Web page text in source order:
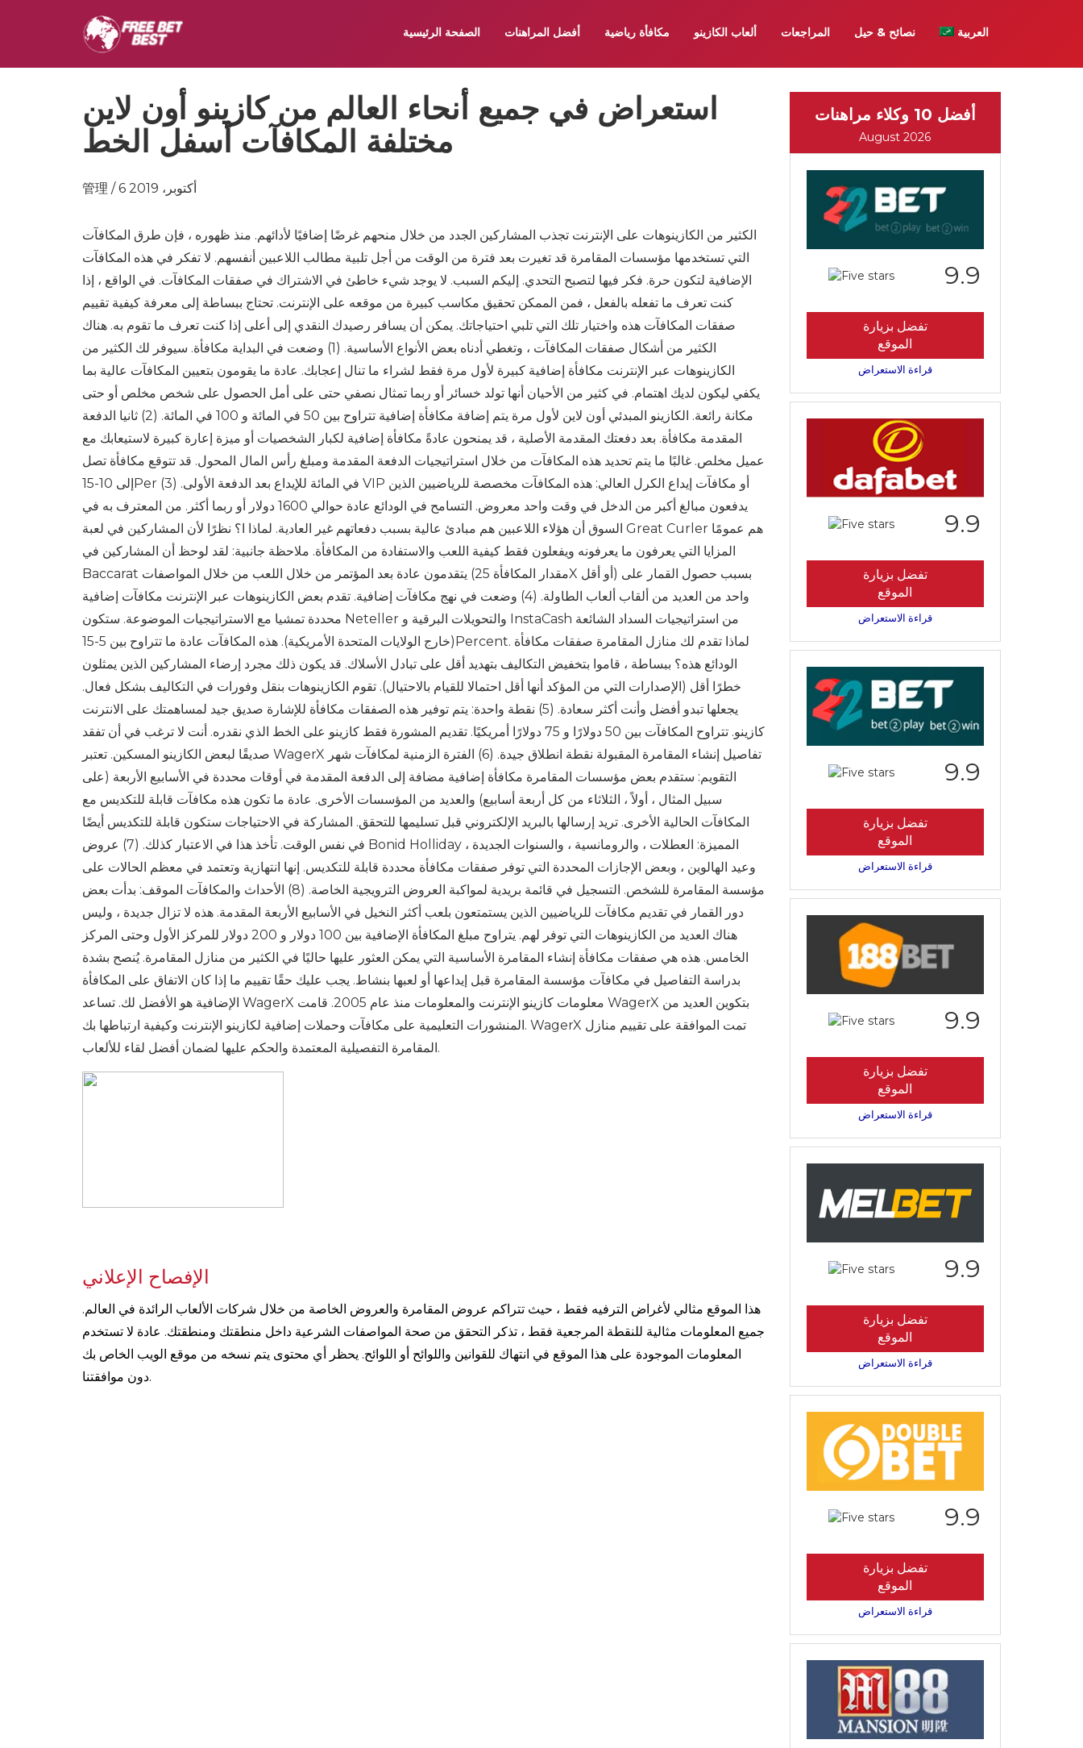
الصفحة الرئيسية أفضل المراهنات مكافأة رياضية ألعاب الكازينو المراجعات نصائح & حيل العربية
استعراض في جميع أنحاء العالم من كازينو أون لاين
مختلفة المكافآت أسفل الخط
管理 / 6 أكتوبر، 2019
الكثير من الكازينوهات على الإنترنت تجذب المشاركين الجدد من خلال منحهم غرضًا إضافيًا لأدائهم. منذ ظهوره ، فإن طرق المكافآت
التي تستخدمها مؤسسات المقامرة قد تغيرت بعد فترة من الوقت من أجل تلبية مطالب اللاعبين أنفسهم. لا تفكر في هذه المكافآت
الإضافية لتكون حرة. فكر فيها لتصبح التحدي. إليكم السبب. لا يوجد شيء خاطئ في الاشتراك في صفقات المكافآت. في الواقع ، إذا
كنت تعرف ما تفعله بالفعل ، فمن الممكن تحقيق مكاسب كبيرة من موقعه على الإنترنت. تحتاج ببساطة إلى معرفة كيفية تقييم
صفقات المكافآت هذه واختيار تلك التي تلبي احتياجاتك. يمكن أن يسافر رصيدك النقدي إلى أعلى إذا كنت تعرف ما تقوم به. هناك
الكثير من أشكال صفقات المكافآت ، وتغطي أدناه بعض الأنواع الأساسية. (1) وضعت في البداية مكافأة. سيوفر لك الكثير من
الكازينوهات عبر الإنترنت مكافأة إضافية كبيرة لأول مرة فقط لشراء ما تنال إعجابك. عادة ما يقومون بتعيين المكافآت عالية بما
يكفي ليكون لديك اهتمام. في كثير من الأحيان أنها تولد خسائر أو ربما تمثال نصفي حتى على أمل الحصول على شخص مخلص أو حتى
مكانة رائعة. الكازينو المبدئي أون لاين لأول مرة يتم إضافة مكافأة إضافية تتراوح بين 50 في المائة و 100 في المائة. (2) ثانيا الدفعة
المقدمة مكافأة. بعد دفعتك المقدمة الأصلية ، قد يمنحون عادةً مكافأة إضافية لكبار الشخصيات أو ميزة إعارة كبيرة لاستيعابك مع
عميل مخلص. غالبًا ما يتم تحديد هذه المكافآت من خلال استراتيجيات الدفعة المقدمة ومبلغ رأس المال المحول. قد تتوقع مكافأة تصل
إلى 10-15Per في المائة للإيداع بعد الدفعة الأولى. (3) VIP أو مكافآت إيداع الكرل العالي: هذه المكافآت مخصصة للرياضيين الذين
يدفعون مبالغ أكبر من الدخل في وقت واحد معروض. التسامح في الودائع عادة حوالي 1600 دولار أو ربما أكثر. من المعترف به في
السوق أن هؤلاء اللاعبين هم مبادئ عالية بسبب دفعاتهم غير العادية. لماذا ا؟ نظرًا لأن المشاركين في لعبة Great Curler هم عمومًا
المزايا التي يعرفون ما يعرفونه ويفعلون فقط كيفية اللعب والاستفادة من المكافأة. ملاحظة جانبية: لقد لوحظ أن المشاركين في
Baccarat يتقدمون عادة بعد المؤتمر من خلال اللعب من خلال المواصفات (مقدار المكافأة 25X أو أقل) بسبب حصول القمار على
واحد من العديد من ألقاب ألعاب الطاولة. (4) وضعت في نهج مكافآت إضافية. تقدم بعض الكازينوهات عبر الإنترنت مكافآت إضافية
محددة تمشيا مع الاستراتيجيات الموضوعة. ستكون Neteller والتحويلات البرقية و InstaCash من استراتيجيات السداد الشائعة
(خارج الولايات المتحدة الأمريكية). هذه المكافآت عادة ما تتراوح بين 5-15Percent. لماذا تقدم لك منازل المقامرة صفقات مكافأة
الودائع هذه؟ ببساطة ، قاموا بتخفيض التكاليف بتهديد أقل على تبادل الأسلاك. قد يكون ذلك مجرد إرضاء المشاركين الذين يمثلون
خطرًا أقل (الإصدارات التي من المؤكد أنها أقل احتمالا للقيام بالاحتيال). تقوم الكازينوهات بنقل وفورات في التكاليف بشكل فعال.
يجعلها تبدو أفضل وأنت أكثر سعادة. (5) نقطة واحدة: يتم توفير هذه الصفقات مكافأة للإشارة صديق جيد لمساهمتك على الانترنت
كازينو. تتراوح المكافآت بين 50 دولارًا و 75 دولارًا أمريكيًا. تقديم المشورة فقط كازينو على الخط الذي نقدره. أنت لا ترغب في أن تفقد
صديقًا لبعض الكازينو المسكين. تعتبر WagerX تفاصيل إنشاء المقامرة المقبولة نقطة انطلاق جيدة. (6) الفترة الزمنية لمكافآت شهر
التقويم: ستقدم بعض مؤسسات المقامرة مكافأة إضافية مضافة إلى الدفعة المقدمة في أوقات محددة في الأسابيع الأربعة (على
سبيل المثال ، أولاً ، الثلاثاء من كل أربعة أسابيع) والعديد من المؤسسات الأخرى. عادة ما تكون هذه مكافآت قابلة للتكديس مع
المكافآت الحالية الأخرى. تريد إرسالها بالبريد الإلكتروني قبل تسليمها للتحقق. المشاركة في الاحتياجات ستكون قابلة للتكديس أيضًا
في نفس الوقت. تأخذ هذا في الاعتبار كذلك. (7) عروض Bonid Holliday المميزة: العطلات ، والرومانسية ، والسنوات الجديدة ،
وعيد الهالوين ، وبعض الإجازات المحددة التي توفر صفقات مكافأة محددة قابلة للتكديس. إنها انتهازية وتعتمد في معظم الحالات على
مؤسسة المقامرة للشخص. التسجيل في قائمة بريدية لمواكبة العروض الترويجية الخاصة. (8) الأحداث والمكافآت الموقف: بدأت بعض
دور القمار في تقديم مكافآت للرياضيين الذين يستمتعون بلعب أكثر النخيل في الأسابيع الأربعة المقدمة. هذه لا تزال جديدة ، وليس
هناك العديد من الكازينوهات التي توفر لهم. يتراوح مبلغ المكافأة الإضافية بين 100 دولار و 200 دولار للمركز الأول وحتى المركز
الخامس. هذه هي صفقات مكافأة إنشاء المقامرة الأساسية التي يمكن العثور عليها حاليًا في الكثير من منازل المقامرة. يُنصح بشدة
بدراسة التفاصيل في مكافآت مؤسسة المقامرة قبل إيداعها أو لعبها بنشاط. يجب عليك حقًا تقييم ما إذا كان الاتفاق على المكافأة
الإضافية هو الأفضل لك. تساعد WagerX معلومات كازينو الإنترنت والمعلومات منذ عام 2005. قامت WagerX بتكوين العديد من
المنشورات التعليمية على مكافآت وحملات إضافية لكازينو الإنترنت وكيفية ارتباطها بك. WagerX تمت الموافقة على تقييم منازل
المقامرة التفصيلية المعتمدة والحكم عليها لضمان أفضل لقاء للألعاب.
الإفصاح الإعلاني
هذا الموقع مثالي لأغراض الترفيه فقط ، حيث تتراكم عروض المقامرة والعروض الخاصة من خلال شركات الألعاب الرائدة في العالم.
جميع المعلومات مثالية للنقطة المرجعية فقط ، تذكر التحقق من صحة المواصفات الشرعية داخل منطقتك ومنطقتك. عادة لا تستخدم
المعلومات الموجودة على هذا الموقع في انتهاك للقوانين واللوائح أو اللوائح. يحظر أي محتوى يتم نسخه من موقع الويب الخاص بك
دون موافقتنا.
أفضل 10 وكلاء مراهنات
August 2026
9.9
تفضل بزيارة
الموقع
قراءة الاستعراض
9.9
تفضل بزيارة
الموقع
قراءة الاستعراض
9.9
تفضل بزيارة
الموقع
قراءة الاستعراض
9.9
تفضل بزيارة
الموقع
قراءة الاستعراض
9.9
تفضل بزيارة
الموقع
قراءة الاستعراض
9.9
تفضل بزيارة
الموقع
قراءة الاستعراض